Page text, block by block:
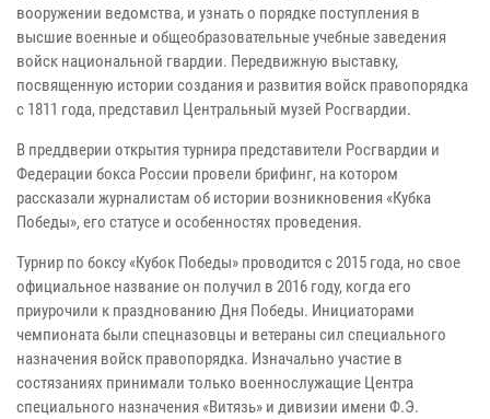
вооружении ведомства, и узнать о порядке поступления в
высшие военные и общеобразовательные учебные заведения
войск национальной гвардии. Передвижную выставку,
посвященную истории создания и развития войск правопорядка
с 1811 года, представил Центральный музей Росгвардии.
В преддверии открытия турнира представители Росгвардии и
Федерации бокса России провели брифинг, на котором
рассказали журналистам об истории возникновения «Кубка
Победы», его статусе и особенностях проведения.
Турнир по боксу «Кубок Победы» проводится с 2015 года, но свое
официальное название он получил в 2016 году, когда его
приурочили к празднованию Дня Победы. Инициаторами
чемпионата были спецназовцы и ветераны сил специального
назначения войск правопорядка. Изначально участие в
состязаниях принимали только военнослужащие Центра
специального назначения «Витязь» и дивизии имени Ф.Э.